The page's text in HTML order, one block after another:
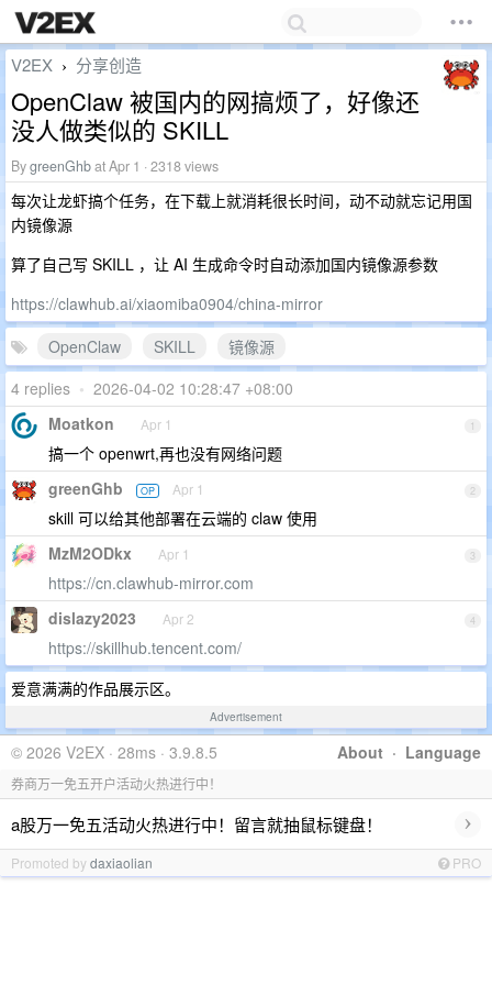
V2EX › 分享创造
OpenClaw 被国内的网搞烦了，好像还
没人做类似的 SKILL
BygreenGhbat Apr 1 · 2318 views
每次让龙虾搞个任务，在下载上就消耗很长时间，动不动就忘记用国
内镜像源
算了自己写 SKILL ，让 AI 生成命令时自动添加国内镜像源参数
https://clawhub.ai/xiaomiba0904/china-mirror
OpenClaw
SKILL
镜像源
4 replies • 2026-04-02 10:28:47 +08:00
1
Moatkon Apr 1
搞一个 openwrt,再也没有网络问题
2
greenGhb OP Apr 1
skill 可以给其他部署在云端的 claw 使用
3
MzM2ODkx Apr 1
https://cn.clawhub-mirror.com
4
dislazy2023 Apr 2
https://skillhub.tencent.com/
爱意满满的作品展示区。
Advertisement
About · Language
© 2026 V2EX · 28ms · 3.9.8.5
券商万一免五开户活动火热进行中！
a股万一免五活动火热进行中！留言就抽鼠标键盘！ ›
Promoted bydaxiaolian PRO